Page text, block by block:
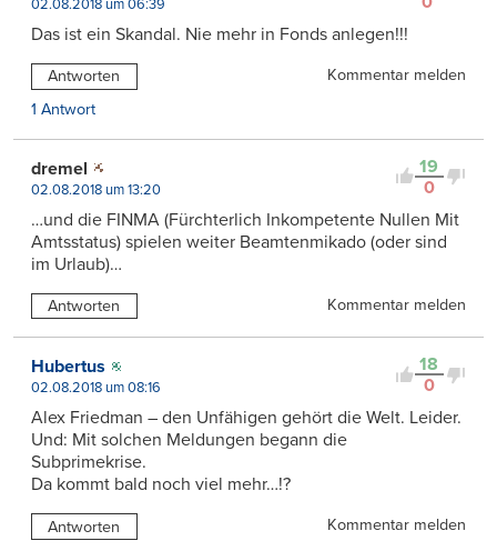
02.08.2018 um 06:39
Das ist ein Skandal. Nie mehr in Fonds anlegen!!!
Antworten
Kommentar melden
1 Antwort
19
0
dremel
02.08.2018 um 13:20
…und die FINMA (Fürchterlich Inkompetente Nullen Mit
Amtsstatus) spielen weiter Beamtenmikado (oder sind
im Urlaub)…
Antworten Kommentar melden
18
0
Hubertus
02.08.2018 um 08:16
Alex Friedman – den Unfähigen gehört die Welt. Leider.
Und: Mit solchen Meldungen begann die
Subprimekrise.
Da kommt bald noch viel mehr…!?
Antworten Kommentar melden